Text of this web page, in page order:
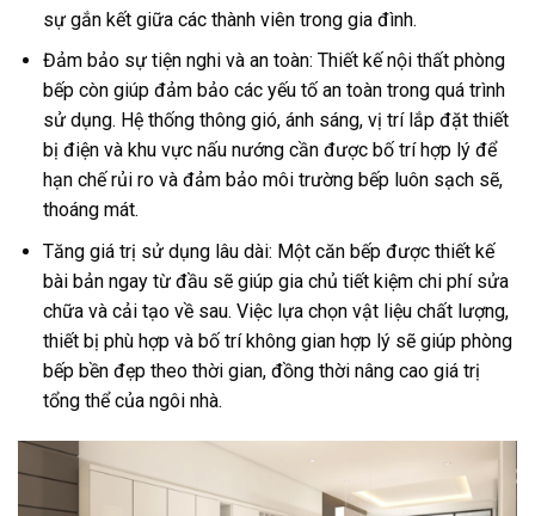
sự gắn kết giữa các thành viên trong gia đình.
Đảm bảo sự tiện nghi và an toàn: Thiết kế nội thất phòng
bếp còn giúp đảm bảo các yếu tố an toàn trong quá trình
sử dụng. Hệ thống thông gió, ánh sáng, vị trí lắp đặt thiết
bị điện và khu vực nấu nướng cần được bố trí hợp lý để
hạn chế rủi ro và đảm bảo môi trường bếp luôn sạch sẽ,
thoáng mát.
Tăng giá trị sử dụng lâu dài: Một căn bếp được thiết kế
bài bản ngay từ đầu sẽ giúp gia chủ tiết kiệm chi phí sửa
chữa và cải tạo về sau. Việc lựa chọn vật liệu chất lượng,
thiết bị phù hợp và bố trí không gian hợp lý sẽ giúp phòng
bếp bền đẹp theo thời gian, đồng thời nâng cao giá trị
tổng thể của ngôi nhà.